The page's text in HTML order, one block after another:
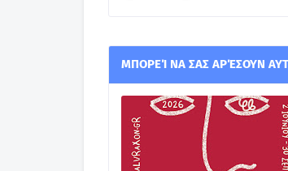
ΜΠΟΡΕΊ ΝΑ ΣΑΣ ΑΡΈΣΟΥΝ